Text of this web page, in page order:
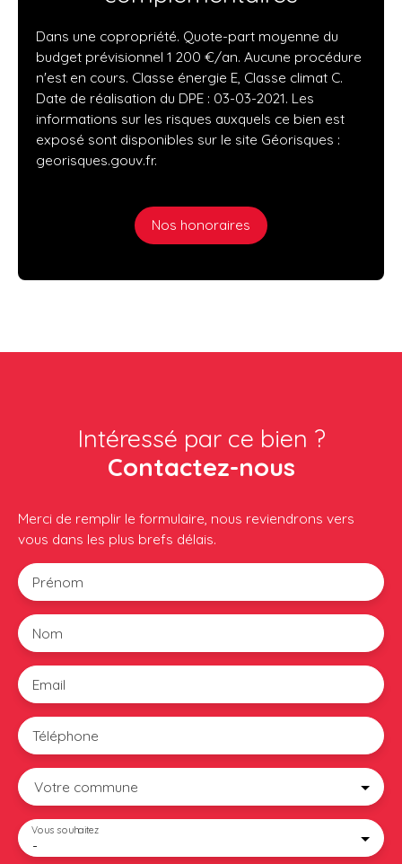
Dans une copropriété. Quote-part moyenne du
budget prévisionnel 1 200 €/an. Aucune procédure
n'est en cours. Classe énergie E, Classe climat C.
Date de réalisation du DPE : 03-03-2021. Les
informations sur les risques auxquels ce bien est
exposé sont disponibles sur le site Géorisques :
georisques.gouv.fr.
Nos honoraires
Intéressé par ce bien ?
Contactez-nous
Merci de remplir le formulaire, nous reviendrons vers
vous dans les plus brefs délais.
Prénom
Nom
Email
Téléphone
Votre commune
-
Vous souhaitez